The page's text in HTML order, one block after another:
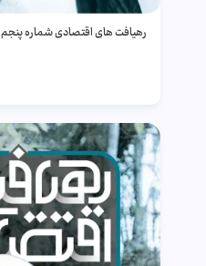
رهیافت های اقتصادی شماره پنجم